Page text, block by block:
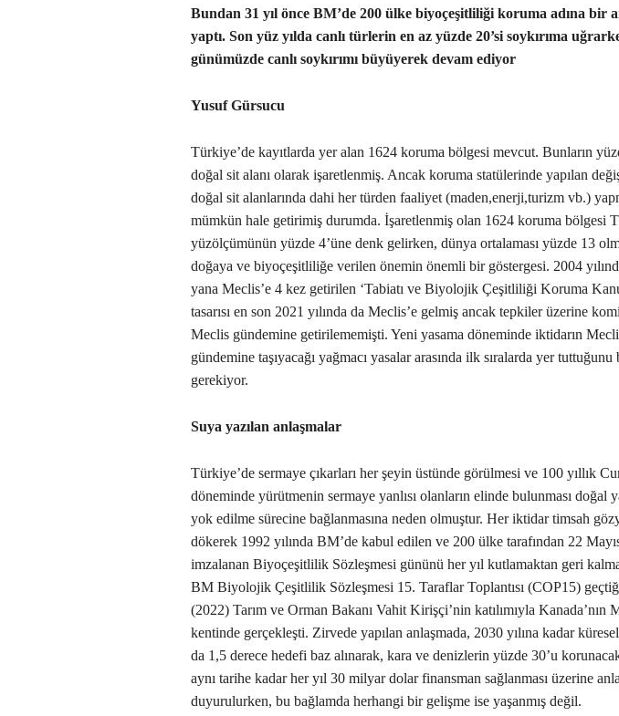
Bundan 31 yıl önce BM’de 200 ülke biyoçeşitliliği koruma adına bir
yaptı. Son yüz yılda canlı türlerin en az yüzde 20’si soykırıma
günümüzde canlı soykırımı büyüyerek devam ediyor
Yusuf Gürsucu
Türkiye’de kayıtlarda yer alan 1624 koruma bölgesi mevcut. Bunların
doğal sit alanı olarak işaretlenmiş. Ancak koruma statülerinde yapılan
doğal sit alanlarında dahi her türden faaliyet (maden,enerji,turizm vb.)
mümkün hale getirimiş durumda. İşaretlenmiş olan 1624 koruma bölgesi
yüzölçümünün yüzde 4’üne denk gelirken, dünya ortalaması yüzde 13
doğaya ve biyoçeşitliliğe verilen önemin önemli bir göstergesi. 2004
yana Meclis’e 4 kez getirilen ‘Tabiatı ve Biyolojik Çeşitliliği Koruma
tasarısı en son 2021 yılında da Meclis’e gelmiş ancak tepkiler üzerine
Meclis gündemine getirilememişti. Yeni yasama döneminde iktidarın
gündemine taşıyacağı yağmacı yasalar arasında ilk sıralarda yer
gerekiyor.
Suya yazılan anlaşmalar
Türkiye’de sermaye çıkarları her şeyin üstünde görülmesi ve 100 yıllık
döneminde yürütmenin sermaye yanlısı olanların elinde bulunması doğal
yok edilme sürecine bağlanmasına neden olmuştur. Her iktidar timsah
dökerek 1992 yılında BM’de kabul edilen ve 200 ülke tarafından 22
imzalanan Biyoçeşitlilik Sözleşmesi gününü her yıl kutlamaktan geri
BM Biyolojik Çeşitlilik Sözleşmesi 15. Taraflar Toplantısı (COP15)
(2022) Tarım ve Orman Bakanı Vahit Kirişçi’nin katılımıyla Kanada’nın
kentinde gerçekleşti. Zirvede yapılan anlaşmada, 2030 yılına kadar küresel
da 1,5 derece hedefi baz alınarak, kara ve denizlerin yüzde 30’u
aynı tarihe kadar her yıl 30 milyar dolar finansman sağlanması üzerine
duyurulurken, bu bağlamda herhangi bir gelişme ise yaşanmış değil.